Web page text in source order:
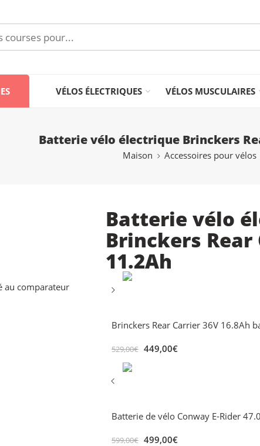
VÉLOS ÉLECTRIQUES VÉLOS MUSCULAIRES
Batterie vélo électrique Brinckers
Maison Accessoires pour vélos
au comparateur
Batterie vélo
Brinckers Rear
11.2Ah
Brinckers Rear Carrier 36V 16.8Ah
529,00€ 449,00€
Batterie de vélo Conway E-Rider
599,00€ 499,00€